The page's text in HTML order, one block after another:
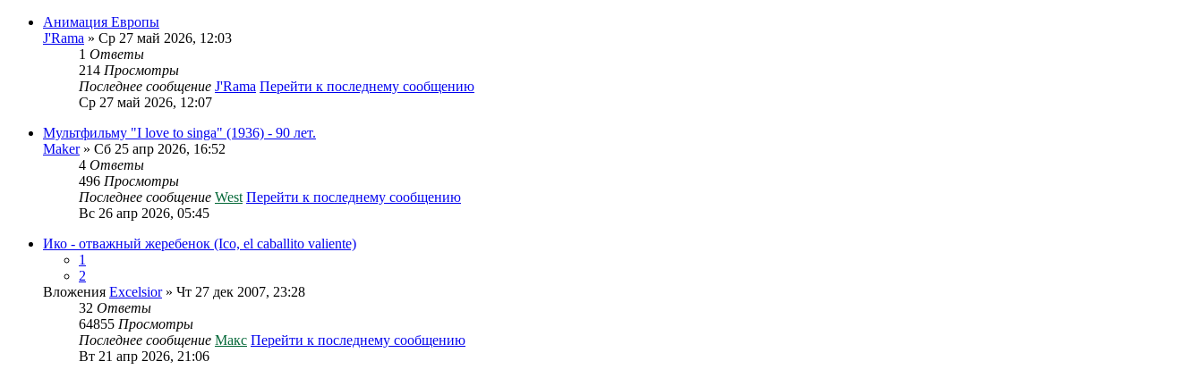
Анимация Европы
J'Rama » Ср 27 май 2026, 12:03
1 Ответы
214 Просмотры
Последнее сообщение J'Rama Перейти к последнему сообщению
Ср 27 май 2026, 12:07
Мультфильму "I love to singa" (1936) - 90 лет.
Maker» Сб 25 апр 2026, 16:52
4 Ответы
496 Просмотры
Последнее сообщение West Перейти к последнему сообщению
Вс 26 апр 2026, 05:45
Ико - отважный жеребенок (Ico, el caballito valiente)
1
2
Вложения Excelsior» Чт 27 дек 2007, 23:28
32 Ответы
64855 Просмотры
Последнее сообщение Макс Перейти к последнему сообщению
Вт 21 апр 2026, 21:06